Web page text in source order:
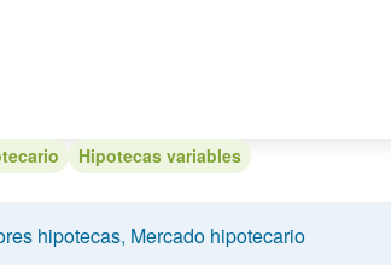
Hipotecas variables
hipotecas, Mercado hipotecario